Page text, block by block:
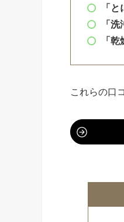
「
「
「
これらの口